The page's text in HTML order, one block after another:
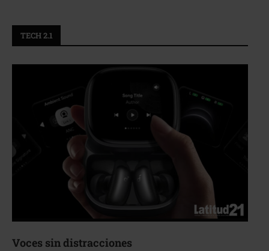
TECH 2.1
Voces sin distracciones